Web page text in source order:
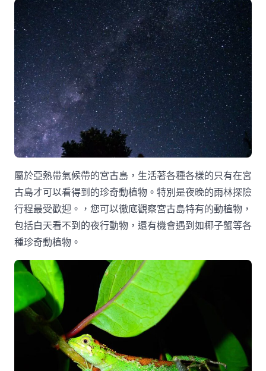
屬於亞熱帶氣候帶的宮古島，生活著各種各樣的只有在宮
古島才可以看得到的珍奇動植物。特別是夜晚的雨林探險
行程最受歡迎。，您可以徹底觀察宮古島特有的動植物，
包括白天看不到的夜行動物，還有機會遇到如椰子蟹等各
種珍奇動植物。